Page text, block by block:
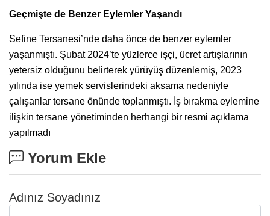
Geçmişte de Benzer Eylemler Yaşandı
Sefine Tersanesi’nde daha önce de benzer eylemler
yaşanmıştı. Şubat 2024’te yüzlerce işçi, ücret artışlarının
yetersiz olduğunu belirterek yürüyüş düzenlemiş, 2023
yılında ise yemek servislerindeki aksama nedeniyle
çalışanlar tersane önünde toplanmıştı. İş bırakma eylemine
ilişkin tersane yönetiminden herhangi bir resmi açıklama
yapılmadı
Yorum Ekle
Adınız Soyadınız